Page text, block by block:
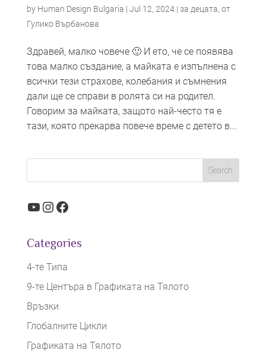
by Human Design Bulgaria | Jul 12, 2024| за децата, от
Гулико Върбанова
Здравей, малко човече 🙂 И ето, че се появява
това малко създание, а майката е изпълнена с
всички тези страхове, колебания и съмнения
дали ще се справи в ролята си на родител.
Говорим за майката, защото най-често тя е
тази, която прекарва повече време с детето в...
YouTube
Instagram
Facebook
Categories
4-те Типа
9-те Центъра в Графиката на Тялото
Връзки
Глобалните Цикли
Графиката на Тялото